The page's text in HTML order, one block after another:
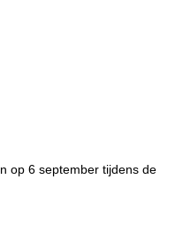
op 6 september tijdens de